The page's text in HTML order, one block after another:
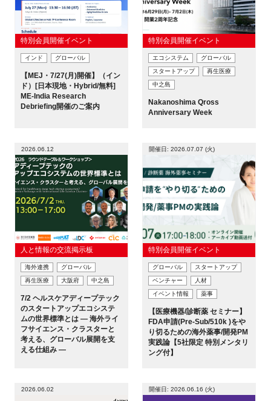
特別会員開催イベント
インド グローバル
【MEJ・7/27(月)開催】（イン
ド）[日本現地・Hybrid/無料]
ME-India Research
Debriefing開催のご案内
特別会員開催イベント
エコシステム
グローバル
スタートアップ
再生医療
中之島
Nakanoshima Qross
Anniversary Week
2026.06.12
人と情報の交流掲示板
海外連携
グローバル
再生医療
大阪府 中之島
7/2 ヘルスケアディープテック
のスタートアップエコシステ
ムの世界標準とは ― 海外ライ
フサイエンス・クラスターと
考える、グローバル展開を支
える仕組み ―
開催日: 2026.07.07 (火)
特別会員開催イベント
グローバル
スタートアップ
ベンチャー
人材
イベント情報
薬事
【医療機器/診断薬 セミナー】
FDA申請(Pre-Sub/510k )をや
り切るための海外薬事/開発PM
実践論【5社限定 特別メンタリ
ング付】
2026.06.02 開催日: 2026.06.16 (火)